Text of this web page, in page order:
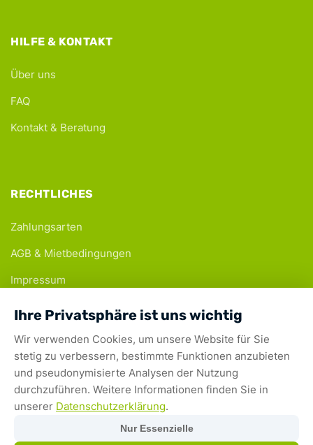
HILFE & KONTAKT
Über uns
FAQ
Kontakt & Beratung
RECHTLICHES
Zahlungsarten
AGB & Mietbedingungen
Impressum
Datenschutz
Sichere Zahlungsarten:
© 2026 mycamper. Alle Rechte vorbehalten.
Unterstützung von Systemen künstlicher Intelligenz (KI) erstellt bzw. überarbeitet oder
optimiert. Alle veröffentlichten Inhalte werden vor der Veröffentlichung von Menschen
Ihre Privatsphäre ist uns wichtig
Wir verwenden Cookies, um unsere Website für Sie
stetig zu verbessern, bestimmte Funktionen anzubieten
und pseudonymisierte Analysen der Nutzung
durchzuführen. Weitere Informationen finden Sie in
unserer Datenschutzerklärung.
Nur Essenzielle